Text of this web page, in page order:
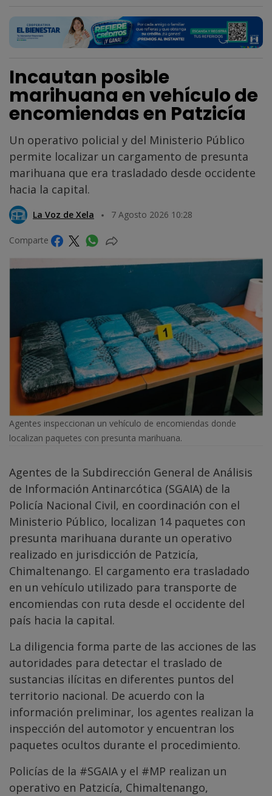
Incautan posible
marihuana en vehículo de
encomiendas en Patzicía
Un operativo policial y del Ministerio Público
permite localizar un cargamento de presunta
marihuana que era trasladado desde occidente
hacia la capital.
La Voz de Xela 7 Agosto 2026 10:28
Comparte
Agentes inspeccionan un vehículo de encomiendas donde
localizan paquetes con presunta marihuana.
Agentes de la Subdirección General de Análisis
de Información Antinarcótica (SGAIA) de la
Policía Nacional Civil, en coordinación con el
Ministerio Público, localizan 14 paquetes con
presunta marihuana durante un operativo
realizado en jurisdicción de Patzicía,
Chimaltenango. El cargamento era trasladado
en un vehículo utilizado para transporte de
encomiendas con ruta desde el occidente del
país hacia la capital.
La diligencia forma parte de las acciones de las
autoridades para detectar el traslado de
sustancias ilícitas en diferentes puntos del
territorio nacional. De acuerdo con la
información preliminar, los agentes realizan la
inspección del automotor y encuentran los
paquetes ocultos durante el procedimiento.
Policías de la #SGAIA y el #MP realizan un
operativo en Patzicía, Chimaltenango,